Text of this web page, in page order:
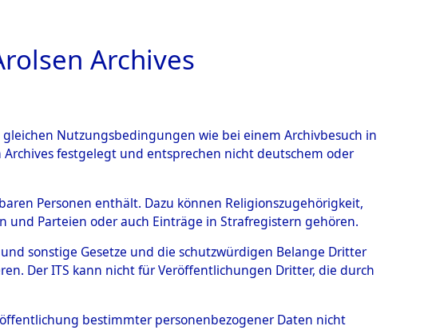
BILD
ANNA
Archives
Nutzungsbedingungen wie bei einem Archivbesuch in
festgelegt und entsprechen nicht deutschem oder
Personen enthält. Dazu können Religionszugehörigkeit,
Parteien oder auch Einträge in Strafregistern gehören.
sonstige Gesetze und die schutzwürdigen Belange Dritter
Der ITS kann nicht für Veröffentlichungen Dritter, die durch
bestimmter personenbezogener Daten nicht